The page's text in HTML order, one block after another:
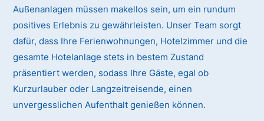
Außenanlagen müssen makellos sein, um ein rundum
positives Erlebnis zu gewährleisten. Unser Team sorgt
dafür, dass Ihre Ferienwohnungen, Hotelzimmer und die
gesamte Hotelanlage stets in bestem Zustand
präsentiert werden, sodass Ihre Gäste, egal ob
Kurzurlauber oder Langzeitreisende, einen
unvergesslichen Aufenthalt genießen können.